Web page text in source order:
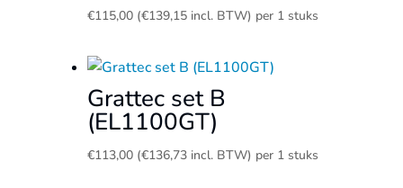
€115,00 (€139,15incl. BTW) per 1 stuks
Grattec set B
(EL1100GT)
€113,00 (€136,73incl. BTW) per 1 stuks